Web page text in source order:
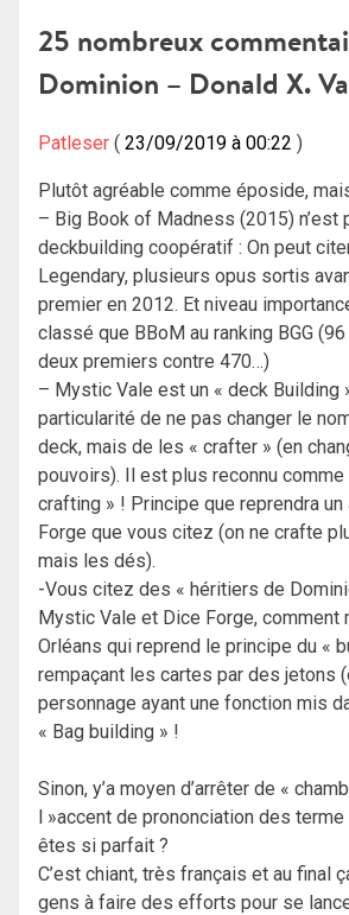
l’article
25 nombreux
Dominion – Donald X.
Patleser 23/09/2019 à 00:22
Plutôt agréable comme époside,
– Big Book of Madness (2015) n’est
deckbuilding coopératif : On peut
Legendary, plusieurs opus sortis
premier en 2012. Et niveau
classé que BBoM au ranking BGG
deux premiers contre 470…)
– Mystic Vale est un « deck Building
particularité de ne pas changer le
deck, mais de les « crafter » (en
pouvoirs). Il est plus reconnu comme
crafting » ! Principe que reprendra
Forge que vous citez (on ne crafte
mais les dés).
-Vous citez des « héritiers de
Mystic Vale et Dice Forge, comment
Orléans qui reprend le principe du «
rempaçant les cartes par des jetons
personnage ayant une fonction mis
« Bag building » !
Sinon, y’a moyen d’arrêter de «
l »accent de prononciation des terme
êtes si parfait ?
C’est chiant, très français et au final
gens à faire des efforts pour se